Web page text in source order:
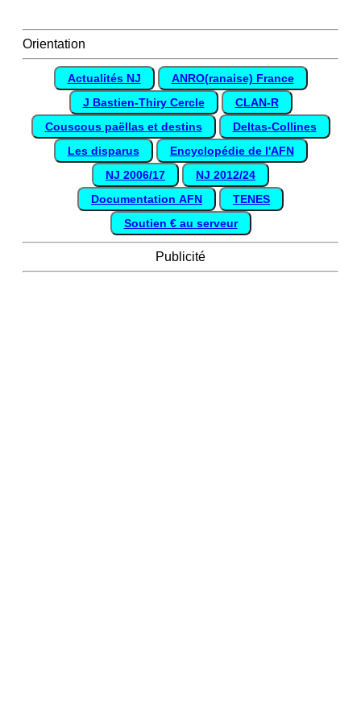
Orientation
Actualités NJ
ANRO(ranaise) France
J Bastien-Thiry Cercle
CLAN-R
Couscous paëllas et destins
Deltas-Collines
Les disparus
Encyclopédie de l'AFN
NJ 2006/17
NJ 2012/24
Documentation AFN
TENES
Soutien € au serveur
Publicité